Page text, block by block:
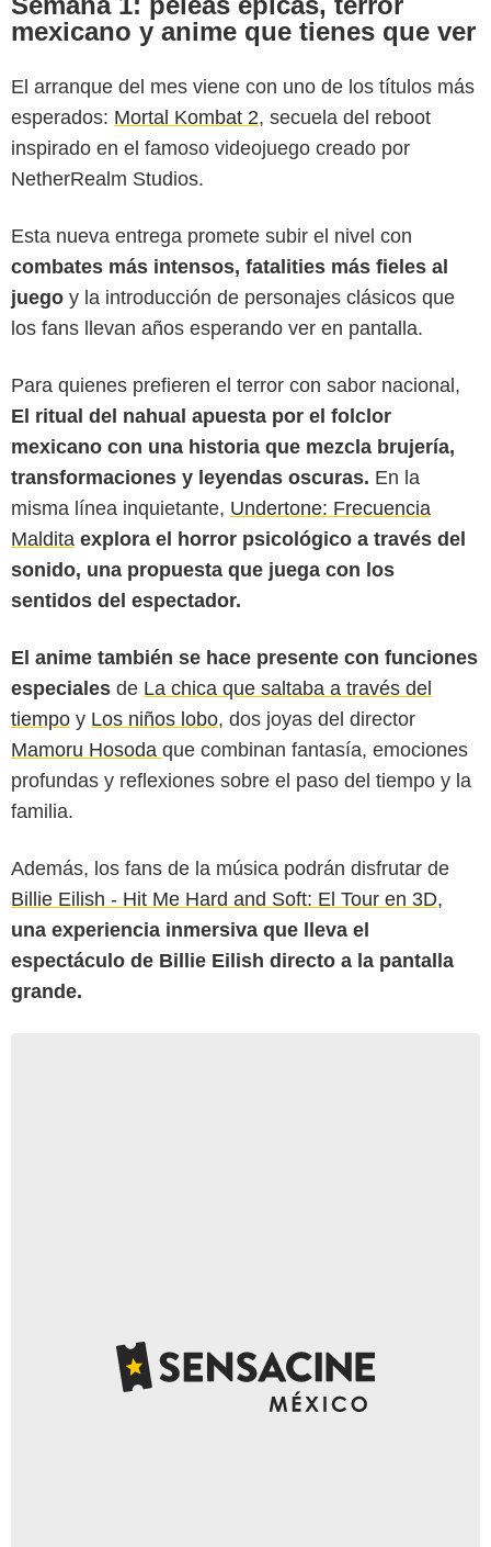
mexicano y anime que tienes que ver
El arranque del mes viene con uno de los títulos más
esperados: Mortal Kombat 2, secuela del reboot
inspirado en el famoso videojuego creado por
NetherRealm Studios.
Esta nueva entrega promete subir el nivel con
combates más intensos, fatalities más fieles al
juego y la introducción de personajes clásicos que
los fans llevan años esperando ver en pantalla.
Para quienes prefieren el terror con sabor nacional,
El ritual del nahual apuesta por el folclor
mexicano con una historia que mezcla brujería,
transformaciones y leyendas oscuras. En la
misma línea inquietante, Undertone: Frecuencia
Maldita explora el horror psicológico a través del
sonido, una propuesta que juega con los
sentidos del espectador.
El anime también se hace presente con funciones
especiales de La chica que saltaba a través del
tiempo y Los niños lobo, dos joyas del director
Mamoru Hosoda que combinan fantasía, emociones
profundas y reflexiones sobre el paso del tiempo y la
familia.
Además, los fans de la música podrán disfrutar de
Billie Eilish - Hit Me Hard and Soft: El Tour en 3D,
una experiencia inmersiva que lleva el
espectáculo de Billie Eilish directo a la pantalla
grande.